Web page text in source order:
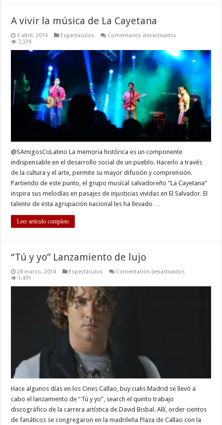
A vivir la música de La Cayetana
3 abril, 2014 Espectáculos Comentarios desactivados
la
música
de
La
Cayetana
7,339
@SAmigosCoLatino La memoria histórica es un componente
indispensable en el desarrollo social de un pueblo. Hacerlo a través
de la cultura y el arte, permite su mayor difusión y comprensión.
Partiendo de este punto, el grupo musical salvadoreño “La Cayetana”
inspira sus melodías en pasajes de injusticias vividas en El Salvador. El
talento de esta agrupación nacional les ha llevado …
Leer artículo completo
“Tú y yo” Lanzamiento de lujo
28 marzo, 2014 Espectáculos Comentarios desactivados
1,491
Hace algunos días en los Cines Callao, buy cialis Madrid se llevó a
cabo el lanzamiento de “Tú y yo”, search el quinto trabajo
discográfico de la carrera artística de David Bisbal. Allí, order cientos
de fanáticos se congregaron en la madrileña Plaza de Callao con la